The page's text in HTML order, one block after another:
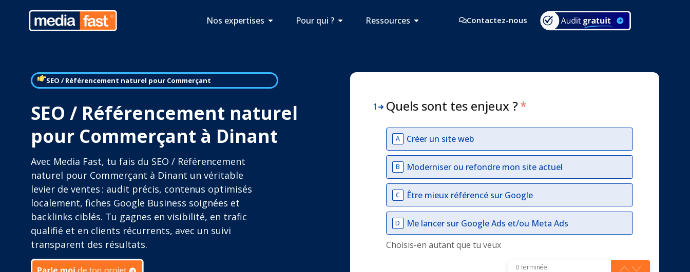
Nos expertises Pour qui ? Ressources Contactez-nous
SEO / Référencement naturel pour Commerçant
SEO / Référencement naturel
pour Commerçant à Dinant
Avec Media Fast, tu fais du SEO / Référencement
naturel pour Commerçant à Dinant un véritable
levier de ventes : audit précis, contenus optimisés
localement, fiches Google Business soignées et
backlinks ciblés. Tu gagnes en visibilité, en trafic
qualifié et en clients récurrents, avec un suivi
transparent des résultats.
1 Quels sont tes enjeux ?*
A Créer un site web
B Moderniser ou refondre mon site actuel
C Être mieux référencé sur Google
D
Me lancer sur Google Ads et/ou Meta Ads
Choisis-en autant que tu veux
0 terminée